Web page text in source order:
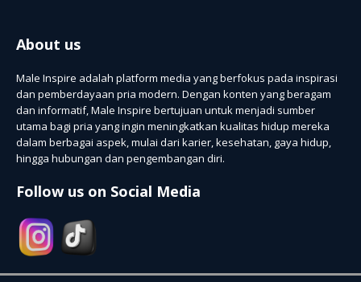
About us
Male Inspire adalah platform media yang berfokus pada inspirasi
dan pemberdayaan pria modern. Dengan konten yang beragam
dan informatif, Male Inspire bertujuan untuk menjadi sumber
utama bagi pria yang ingin meningkatkan kualitas hidup mereka
dalam berbagai aspek, mulai dari karier, kesehatan, gaya hidup,
hingga hubungan dan pengembangan diri.
Follow us on Social Media